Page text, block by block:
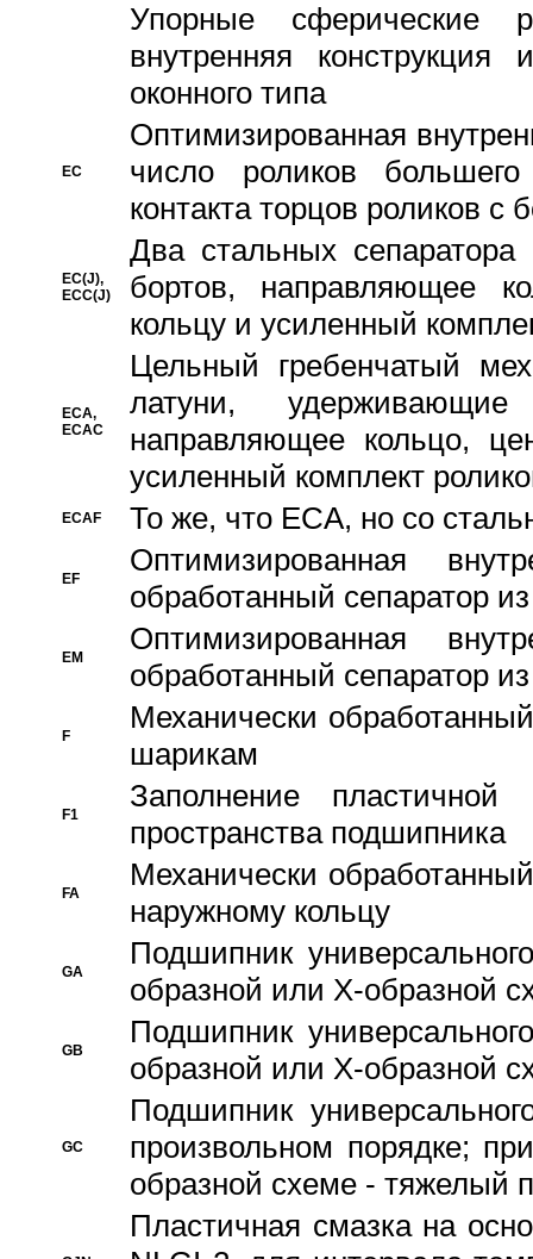
Упорные сферические
внутренняя
оконного типа
EC
Oптимизированная
число роликов
контакта торцов роликов с
EC(J),
ECC(J)
Два стальных сепаратора
бортов, направляющее
кольцу и усиленный
ECA,
ECAC
Цельный гребенчатый
латуни,
направляющее кольцо,
усиленный комплект
ECAF То же, что ECA, но со
EF
Оптимизированная
обработанный сепаратор
EM
Оптимизированная
обработанный сепаратор
F
Механически
шарикам
F1
Заполнение
пространства подшипника
FA
Механически
наружному кольцу
GA
Подшипник
образной или Х-образной
GB
Подшипник
образной или Х-образной
GC
Подшипник
произвольном порядке;
образной схеме - тяжелый
Пластичная смазка на